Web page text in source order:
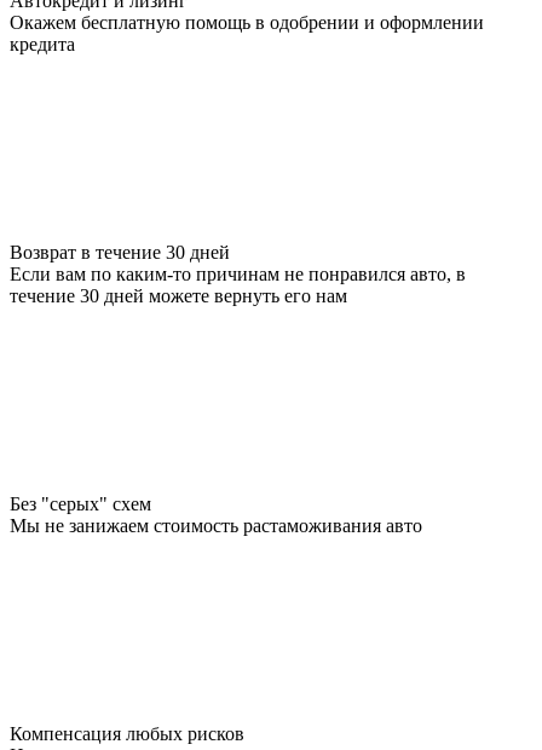
Окажем бесплатную помощь в одобрении и оформлении
кредита
Возврат в течение 30 дней
Если вам по каким-то причинам не понравился авто, в
течение 30 дней можете вернуть его нам
Без "серых" схем
Мы не занижаем стоимость растаможивания авто
Компенсация любых рисков